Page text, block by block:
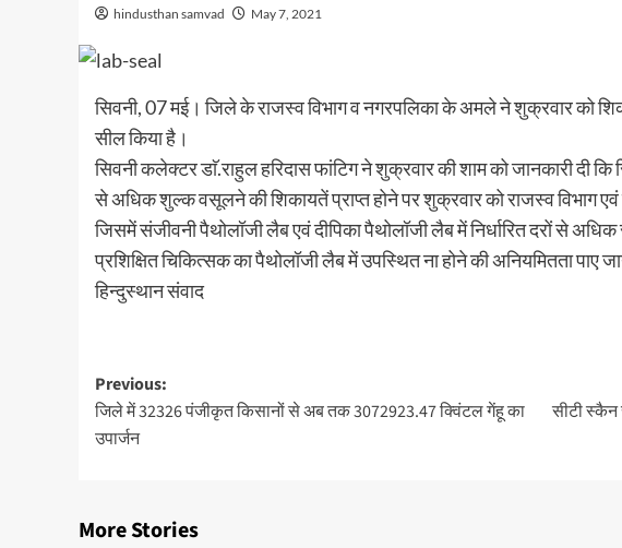
hindusthan samvad May 7, 2021
सिवनी, 07 मई। जिले के राजस्व विभाग व नगरपलिका के अमले ने शुक्रवार को
सील किया है।
सिवनी कलेक्टर डाॅ.राहुल हरिदास फांटिग ने शुक्रवार की शाम को जानकारी दी कि
से अधिक शुल्क वसूलने की शिकायतें प्राप्त होने पर शुक्रवार को राजस्व विभाग एवं
जिसमें संजीवनी पैथोलॉजी लैब एवं दीपिका पैथोलॉजी लैब में निर्धारित दरों से
प्रशिक्षित चिकित्सक का पैथोलॉजी लैब में उपस्थित ना होने की अनियमितता पाए
हिन्दुस्थान संवाद
Post
navigation
Previous:
जिले में 32326 पंजीकृत किसानों से अब तक 3072923.47 क्विंटल गेंहू का
उपार्जन
सीटी स्कैन
More Stories